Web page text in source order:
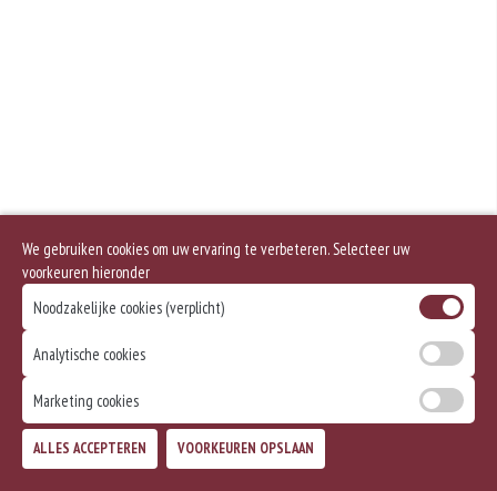
We gebruiken cookies om uw ervaring te verbeteren. Selecteer uw
voorkeuren hieronder
Noodzakelijke cookies (verplicht)
Analytische cookies
Marketing cookies
ALLES ACCEPTEREN VOORKEUREN OPSLAAN